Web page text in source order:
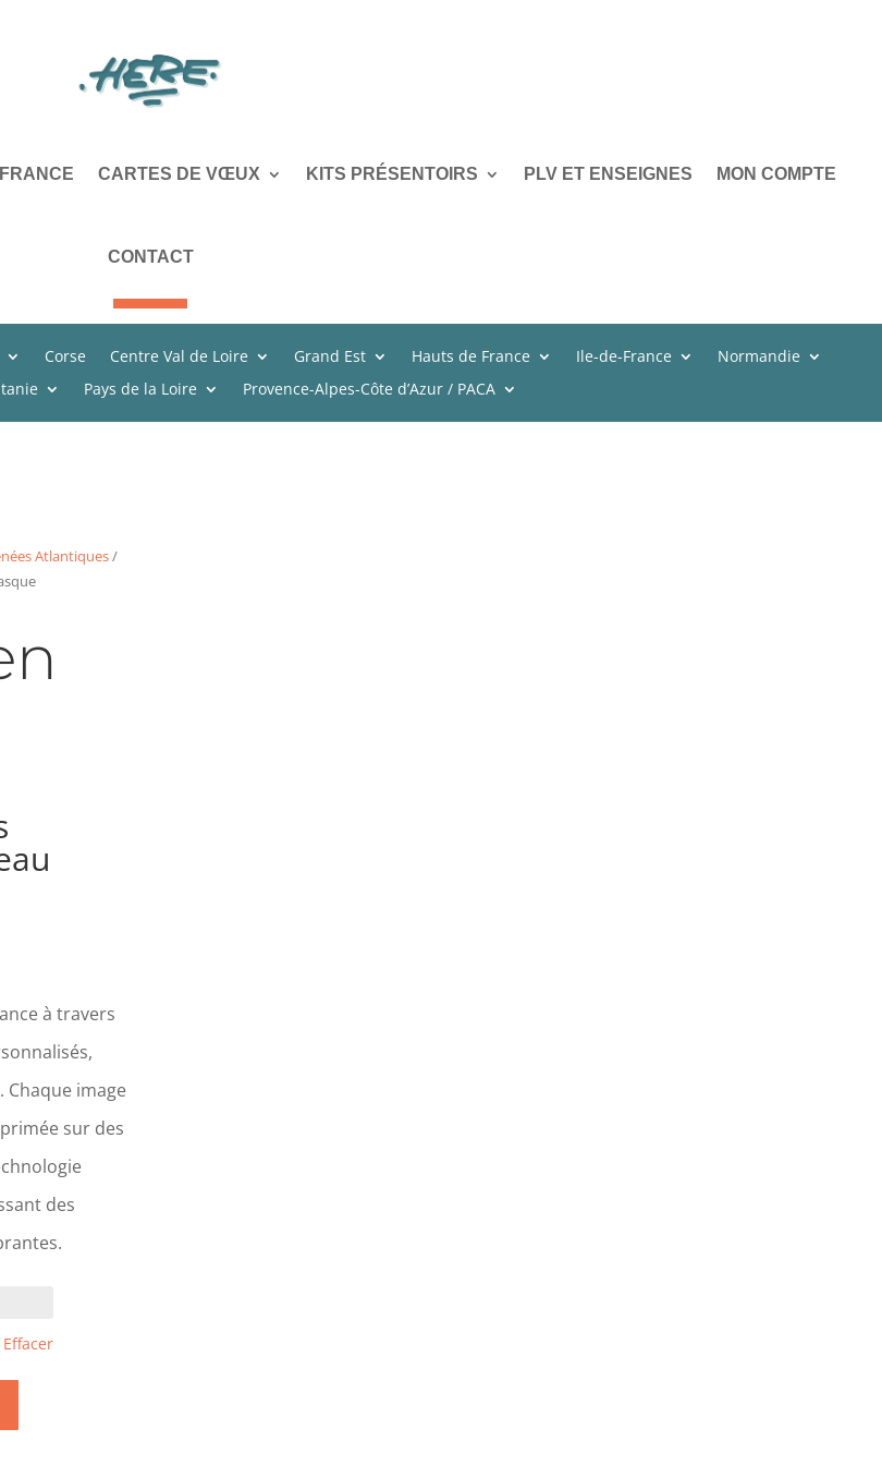
CARTES DE VŒUX KITS PRÉSENTOIRS PLV ET ENSEIGNES MON COMPTE
CONTACT
Corse Centre Val de Loire Grand Est Hauts de France Ile-de-France
Normandie
Pays de la Loire Provence-Alpes-Côte d’Azur / PACA
Atlantiques/
à travers
Chaque image
sur des
des
Effacer